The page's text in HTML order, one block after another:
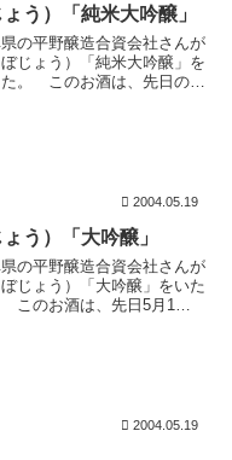
う）「純米大吟醸」
の平野醸造合資会社さんが
じょう）「純米大吟醸」を
た。 このお酒は、先日のゴ
2004.05.19
う）「大吟醸」
の平野醸造合資会社さんが
じょう）「大吟醸」をいた
このお酒は、先日5月1日
2004.05.19